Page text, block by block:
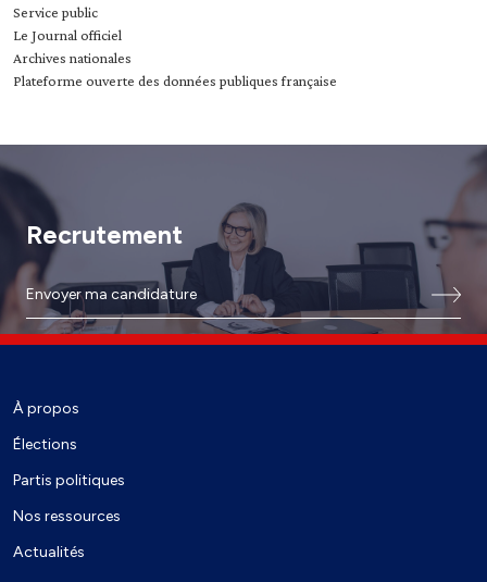
Service public
Le Journal officiel
Archives nationales
Plateforme ouverte des données publiques française
Recrutement
Envoyer ma candidature
À propos
Élections
Partis politiques
Nos ressources
Actualités